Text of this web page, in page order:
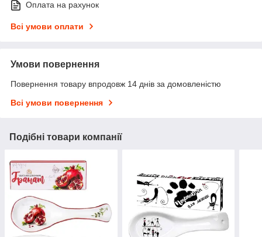
Оплата на рахунок
Всі умови оплати
Умови повернення
Повернення товару впродовж 14 днів за домовленістю
Всі умови повернення
Подібні товари компанії